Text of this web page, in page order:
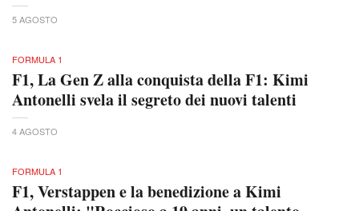
5 AGOSTO
FORMULA 1
F1, La Gen Z alla conquista della F1: Kimi
Antonelli svela il segreto dei nuovi talenti
4 AGOSTO
FORMULA 1
F1, Verstappen e la benedizione a Kimi